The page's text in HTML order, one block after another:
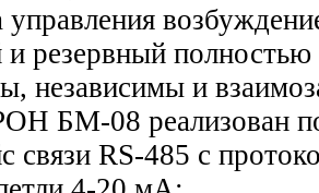
управления
и резервный полностью
независимы и
БМ-08 реализован
связи RS-485 с